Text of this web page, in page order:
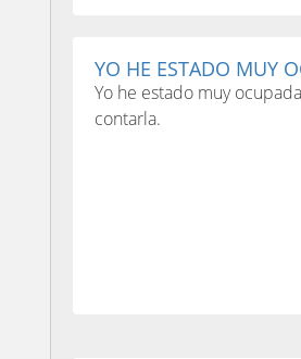
YO HE ESTADO MUY
Yo he estado muy
contarla.